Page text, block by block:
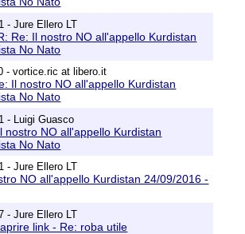
- Jure Ellero LT
Re: Il nostro NO all'appello Kurdistan
No Nato
- vortice.ric at libero.it
Il nostro NO all'appello Kurdistan
No Nato
- Luigi Guasco
nostro NO all'appello Kurdistan
No Nato
- Jure Ellero LT
NO all'appello Kurdistan 24/09/2016 -
- Jure Ellero LT
link - Re: roba utile